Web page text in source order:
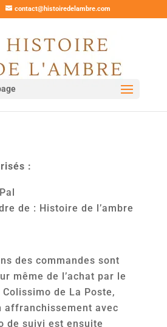
contact@histoiredelambre.com
:
de : Histoire de l’ambre
des commandes sont
même de l’achat par le
de La Poste,
affranchissement avec
de suivi est ensuite